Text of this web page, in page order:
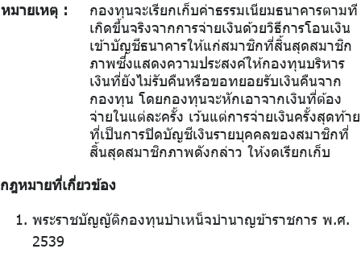
หมายเหตุ :
กองทุนจะเรียกเก็บค่าธรรมเนียมธนาคารตามที่
เกิดขึ้นจริงจากการจ่ายเงินด้วยวิธีการโอนเงิน
เข้าบัญชีธนาคารให้แก่สมาชิกที่สิ้นสุดสมาชิก
ภาพซึ่งแสดงความประสงค์ให้กองทุนบริหาร
เงินที่ยังไม่รับคืนหรือขอทยอยรับเงินคืนจาก
กองทุน โดยกองทุนจะหักเอาจากเงินที่ต้อง
จ่ายในแต่ละครั้ง เว้นแต่การจ่ายเงินครั้งสุดท้าย
ที่เป็นการปิดบัญชีเงินรายบุคคลของสมาชิกที่
สิ้นสุดสมาชิกภาพดังกล่าว ให้งดเรียกเก็บ
กฎหมายที่เกี่ยวข้อง
พระราชบัญญัติกองทุนบำเหน็จบำนาญข้าราชการ พ.ศ.
2539